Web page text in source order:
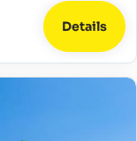
Details